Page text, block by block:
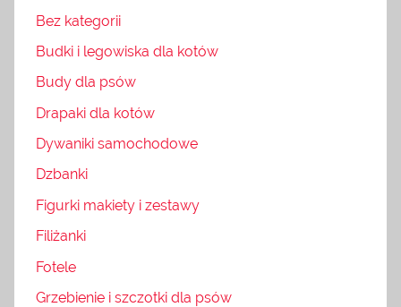
Bez kategorii
Budki i legowiska dla kotów
Budy dla psów
Drapaki dla kotów
Dywaniki samochodowe
Dzbanki
Figurki makiety i zestawy
Filiżanki
Fotele
Grzebienie i szczotki dla psów